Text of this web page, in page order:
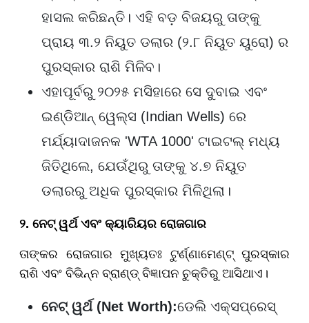
ହାସଲ କରିଛନ୍ତି। ଏହି ବଡ଼ ବିଜୟରୁ ତାଙ୍କୁ
ପ୍ରାୟ ୩.୨ ନିୟୁତ ଡଲାର (୨.୮ ନିୟୁତ ୟୁରୋ) ର
ପୁରସ୍କାର ରାଶି ମିଳିବ।
ଏହାପୂର୍ବରୁ ୨୦୨୫ ମସିହାରେ ସେ ଦୁବାଇ ଏବଂ
ଇଣ୍ଡିଆନ୍ ୱେଲ୍ସ (Indian Wells) ରେ
ମର୍ଯ୍ୟାଦାଜନକ 'WTA 1000' ଟାଇଟଲ୍ ମଧ୍ୟ
ଜିତିଥିଲେ, ଯେଉଁଥିରୁ ତାଙ୍କୁ ୪.୭ ନିୟୁତ
ଡଲାରରୁ ଅଧିକ ପୁରସ୍କାର ମିଳିଥିଲା।
୨. ନେଟ୍ ୱର୍ଥ ଏବଂ କ୍ୟାରିୟର ରୋଜଗାର
ତାଙ୍କର ରୋଜଗାର ମୁଖ୍ୟତଃ ଟୁର୍ଣ୍ଣାମେଣ୍ଟ୍ ପୁରସ୍କାର
ରାଶି ଏବଂ ବିଭିନ୍ନ ବ୍ରାଣ୍ଡ୍ ବିଜ୍ଞାପନ ଚୁକ୍ତିରୁ ଆସିଥାଏ।
ନେଟ୍ ୱର୍ଥ (Net Worth):ଡେଲି ଏକ୍ସପ୍ରେସ୍